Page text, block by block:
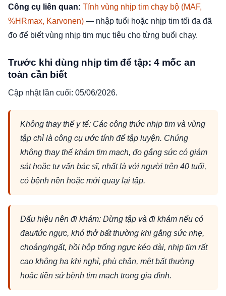
Công cụ liên quan: Tính vùng nhịp tim chạy bộ (MAF,
%HRmax, Karvonen) — nhập tuổi hoặc nhịp tim tối đa đã
đo để biết vùng nhịp tim mục tiêu cho từng buổi chạy.
Trước khi dùng nhịp tim để tập: 4 mốc an
toàn cần biết
Cập nhật lần cuối: 05/06/2026.
Không thay thế y tế: Các công thức nhịp tim và vùng
tập chỉ là công cụ ước tính để tập luyện. Chúng
không thay thế khám tim mạch, đo gắng sức có giám
sát hoặc tư vấn bác sĩ, nhất là với người trên 40 tuổi,
có bệnh nền hoặc mới quay lại tập.
Dấu hiệu nên đi khám: Dừng tập và đi khám nếu có
đau/tức ngực, khó thở bất thường khi gắng sức nhẹ,
choáng/ngất, hồi hộp trống ngực kéo dài, nhịp tim rất
cao không hạ khi nghỉ, phù chân, mệt bất thường
hoặc tiền sử bệnh tim mạch trong gia đình.